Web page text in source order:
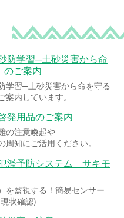
防学習─土砂災害から命
のご案内
学習─土砂災害から命を守る
内しています。
発用品のご案内
の注意喚起や
周知にご活用ください。
濫予防システム サキモ
を監視する！簡易センサー
状確認)